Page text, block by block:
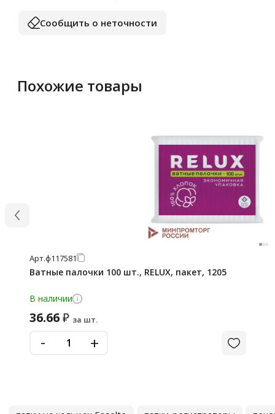
Сообщить о неточности
Похожие товары
Арт.ф117581
Ватные палочки 100 шт., RELUX, пакет, 1205
В наличии
36.66₽ за шт.
- +